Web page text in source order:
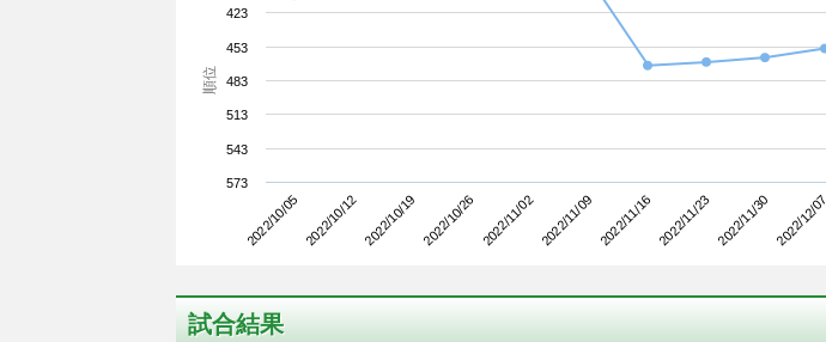
順位
2022/10/05 2022/10/12 2022/10/19 2022/10/26 2022/11/02 2022/11/09 2022/11/16 2022/11/23 2022/11/30 2022/12/07
423
453
483
513
543
573
試合結果